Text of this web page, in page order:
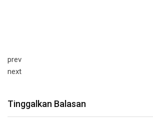
prev
next
Tinggalkan Balasan